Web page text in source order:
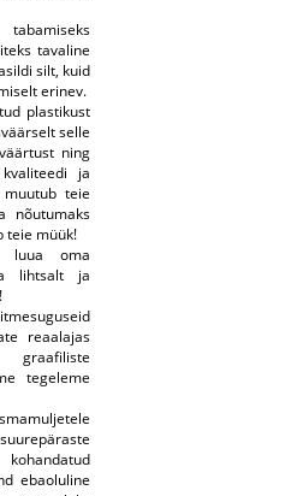
tavaline
silt, kuid
erinev.
plastikust
selle
ning
ja
teie
nõutumaks
teie müük!
luua oma
lihtsalt ja
reaalajas
tegeleme
ebaoluline